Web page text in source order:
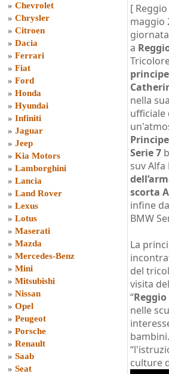
» Chevrolet
» Chrysler
» Citroen
» Dacia
» Ferrari
» Fiat
» Ford
» Honda
» Hyundai
» Infiniti
» Jaguar
» Jeep
» Kia Motors
» Lamborghini
» Lancia
» Land Rover
» Lexus
» Lotus
» Maserati
» Mazda
» Mercedes-Benz
» Mini
» Mitsubishi
» Nissan
» Opel
» Peugeot
» Porsche
» Renault
» Saab
» Seat
[
maggio
a
nella
ufficiale
Serie 7
suv
scorta
infine
BMW
La
del
visita
“
nelle
culture